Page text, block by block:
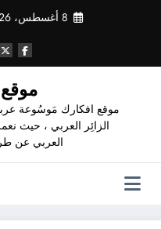
8 أغسطس، 2026
موقع افكارك مَوسُوعة
الزائِر العربي ، حيث
العربي عن